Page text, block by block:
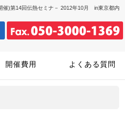
催)第14回伝熱セミナ－ 2012年10月 in東京都内
開催費用 よくある質問